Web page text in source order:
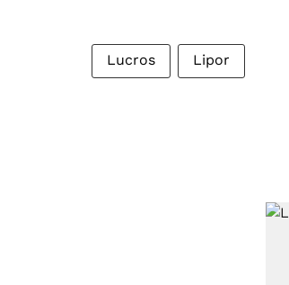
Lucros Lipor